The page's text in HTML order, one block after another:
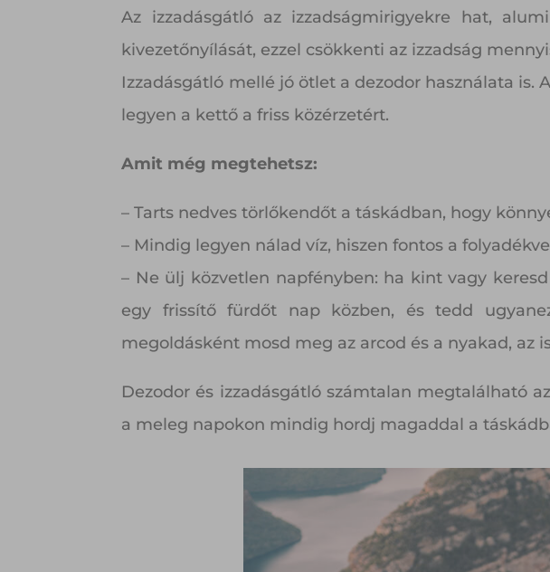
Az izzadásgátló az izzadságmirigyekre hat,
kivezetőnyílását, ezzel csökkenti az izzadság
Izzadásgátló mellé jó ötlet a dezodor használata
legyen a kettő a friss közérzetért.
Amit még megtehetsz:
– Tarts nedves törlőkendőt a táskádban, hogy
– Mindig legyen nálad víz, hiszen fontos a
– Ne ülj közvetlen napfényben: ha kint vagy
egy frissítő fürdőt nap közben, és tedd
megoldásként mosd meg az arcod és a nyakad, az
Dezodor és izzadásgátló számtalan megtalálható
a meleg napokon mindig hordj magaddal a